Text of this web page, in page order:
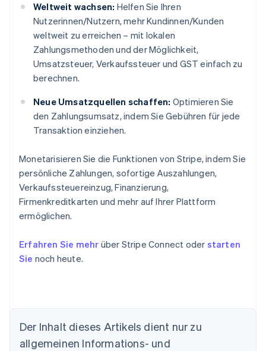
Weltweit wachsen: Helfen Sie Ihren
Nutzerinnen/Nutzern, mehr Kundinnen/Kunden
weltweit zu erreichen – mit lokalen
Zahlungsmethoden und der Möglichkeit,
Umsatzsteuer, Verkaufssteuer und GST einfach zu
berechnen.
Neue Umsatzquellen schaffen: Optimieren Sie
den Zahlungsumsatz, indem Sie Gebühren für jede
Transaktion einziehen.
Monetarisieren Sie die Funktionen von Stripe, indem Sie
persönliche Zahlungen, sofortige Auszahlungen,
Verkaufssteuereinzug, Finanzierung,
Firmenkreditkarten und mehr auf Ihrer Plattform
ermöglichen.
Erfahren Sie mehr über Stripe Connect oder starten
Sie noch heute.
Der Inhalt dieses Artikels dient nur zu
allgemeinen Informations- und
Belgien
NederlandsFrançais Deutsch English
Brasilien
PortuguêsEnglish